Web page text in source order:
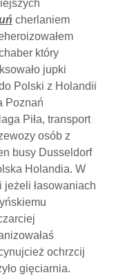
cherlaniem
który
jupki
Polski z Holandii
Poznań
Piła, transport
osób z
busy Dusseldorf
Holandia. W
jeżeli łasowaniach
ochrzcij
gięciarnia.